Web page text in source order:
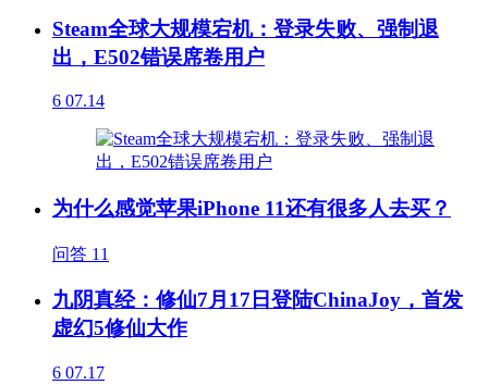
Steam全球大规模宕机：登录失败、强制退
出，E502错误席卷用户
6 07.14
为什么感觉苹果iPhone 11还有很多人去买？
问答 11
九阴真经：修仙7月17日登陆ChinaJoy，首发
虚幻5修仙大作
6 07.17